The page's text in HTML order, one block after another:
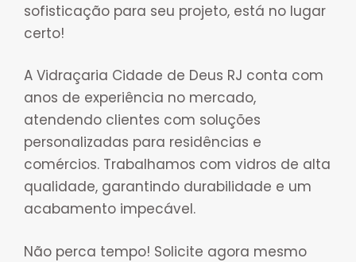
sofisticação para seu projeto, está no lugar
certo!
A Vidraçaria Cidade de Deus RJ conta com
anos de experiência no mercado,
atendendo clientes com soluções
personalizadas para residências e
comércios. Trabalhamos com vidros de alta
qualidade, garantindo durabilidade e um
acabamento impecável.
Não perca tempo! Solicite agora mesmo